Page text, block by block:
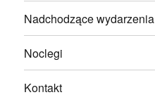
Nadchodzące wydarzenia
Noclegi
Kontakt